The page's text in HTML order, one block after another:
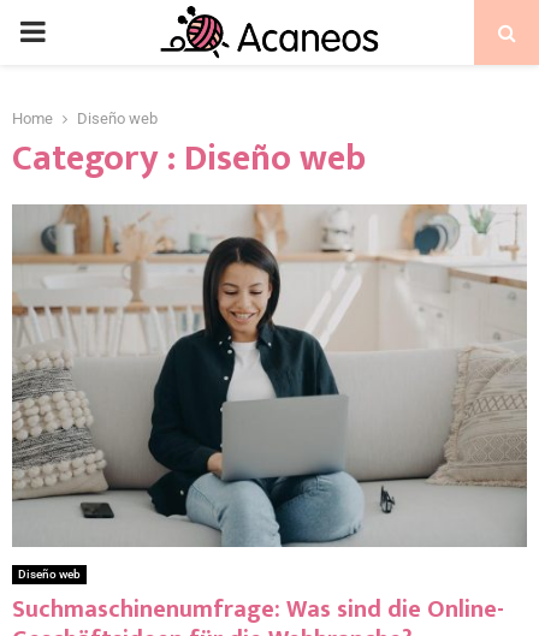
Home Diseño web
Category : Diseño web
Diseño web
Suchmaschinenumfrage: Was sind die Online-